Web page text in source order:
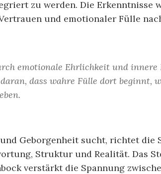
zu werden. Die Erkenntnisse
und emotionaler Fülle
emotionale Ehrlichkeit und innere
dass wahre Fülle dort beginnt,
Geborgenheit sucht, richtet die
Struktur und Realität. Das
verstärkt die Spannung